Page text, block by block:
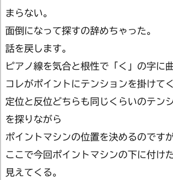
まらない。
面倒になって探すの辞めちゃった。
話を戻します。
ピアノ線を気合と根性で「く」の字に
コレがポイントにテンションを掛けてく
定位と反位どちらも同じくらいのテン
を探りながら
ポイントマシンの位置を決めるのですが
ここで今回ポイントマシンの下に付け
見えてくる。